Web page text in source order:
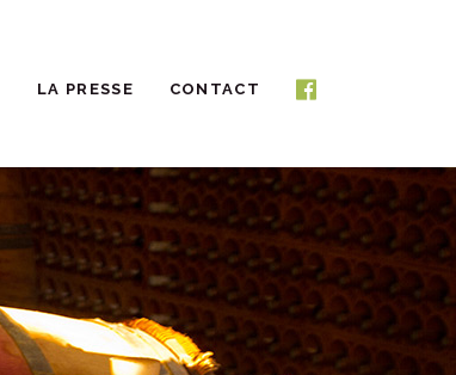
LA PRESSE CONTACT